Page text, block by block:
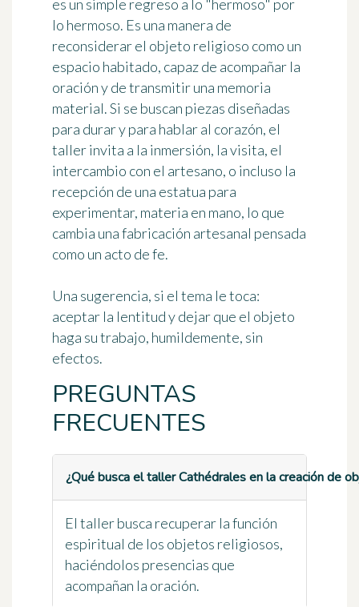
es un simple regreso a lo "hermoso" por
lo hermoso. Es una manera de
reconsiderar el objeto religioso como un
espacio habitado, capaz de acompañar la
oración y de transmitir una memoria
material. Si se buscan piezas diseñadas
para durar y para hablar al corazón, el
taller invita a la inmersión, la visita, el
intercambio con el artesano, o incluso la
recepción de una estatua para
experimentar, materia en mano, lo que
cambia una fabricación artesanal pensada
como un acto de fe.
Una sugerencia, si el tema le toca:
aceptar la lentitud y dejar que el objeto
haga su trabajo, humildemente, sin
efectos.
PREGUNTAS
FRECUENTES
¿Qué busca el taller Cathédrales en la creación de
El taller busca recuperar la función
espiritual de los objetos religiosos,
haciéndolos presencias que
acompañan la oración.